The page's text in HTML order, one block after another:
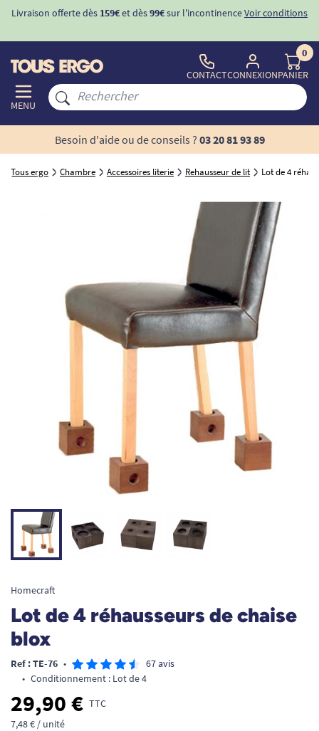
Livraison offerte dès 159€et dès99€sur l'incontinenceVoir conditions
MENU
CONTACTCONNEXION
0
PANIER
Besoin d'aide ou de conseils ? 03 20 81 93 89
Tous ergo Chambre Accessoires literie Rehausseur de lit Lot de 4
Homecraft
Lot de 4 réhausseurs de chaise
blox
Ref : TE-76 •
67 avis
• Conditionnement : Lot de 4
29,90 € TTC
7,48 € / unité